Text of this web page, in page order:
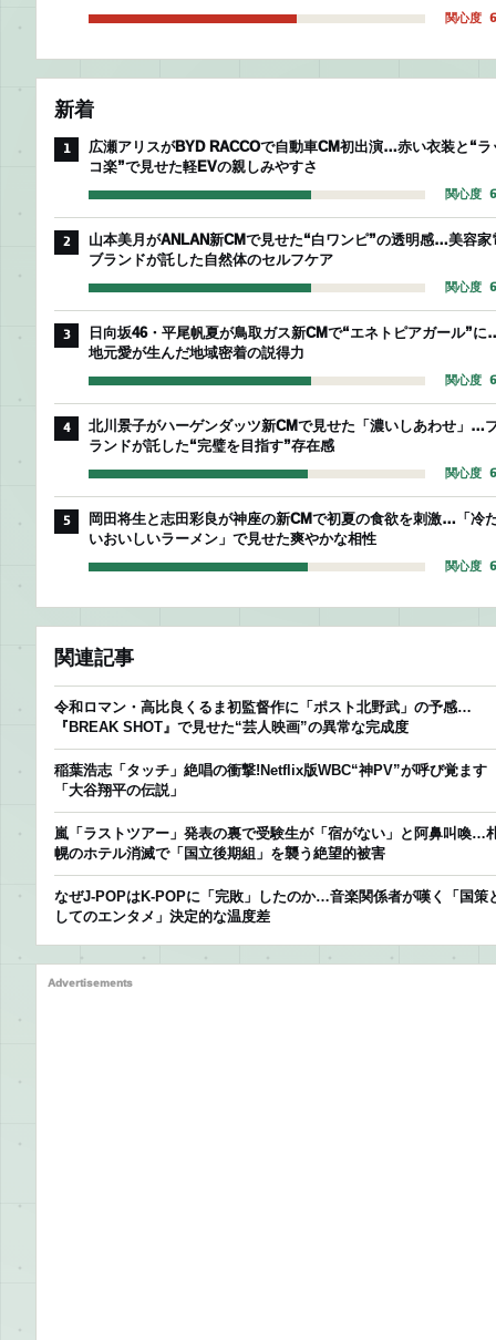
関心度
新着
1
広瀬アリスがBYD RACCOで自動車CM初出演…赤い衣装と“ラ
コ楽”で見せた軽EVの親しみやすさ
関心度
2
山本美月がANLAN新CMで見せた“白ワンピ”の透明感…美容家
ブランドが託した自然体のセルフケア
関心度
3
日向坂46・平尾帆夏が鳥取ガス新CMで“エネトピアガール”に
地元愛が生んだ地域密着の説得力
関心度
4
北川景子がハーゲンダッツ新CMで見せた「濃いしあわせ」…
ランドが託した“完璧を目指す”存在感
関心度
5
岡田将生と志田彩良が神座の新CMで初夏の食欲を刺激…「冷
いおいしいラーメン」で見せた爽やかな相性
関心度
関連記事
令和ロマン・高比良くるま初監督作に「ポスト北野武」の予感…
『BREAK SHOT』で見せた“芸人映画”の異常な完成度
稲葉浩志「タッチ」絶唱の衝撃!Netflix版WBC“神PV”が呼び覚ます
「大谷翔平の伝説」
嵐「ラストツアー」発表の裏で受験生が「宿がない」と阿鼻叫喚…
幌のホテル消滅で「国立後期組」を襲う絶望的被害
なぜJ-POPはK-POPに「完敗」したのか…音楽関係者が嘆く「国策
してのエンタメ」決定的な温度差
Advertisements